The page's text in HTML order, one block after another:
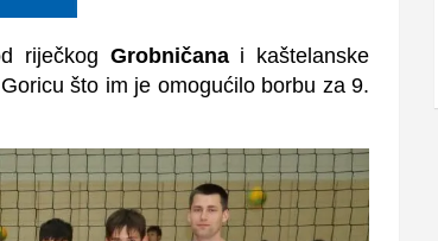
riječkog Grobničanai kaštelanske
što im je omogućilo borbu za 9.